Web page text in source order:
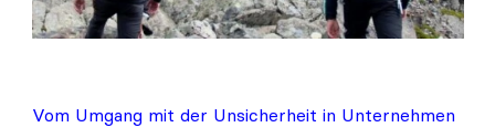
Vom Umgang mit der Unsicherheit in Unternehmen